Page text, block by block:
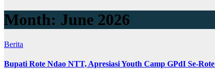
Month: June 2026
Berita
Bupati Rote Ndao NTT, Apresiasi Youth Camp GPdI Se-